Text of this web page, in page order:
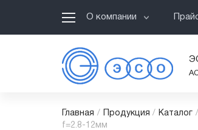
О компании
Главная / Продукция / Каталог /
f=2.8-12мм